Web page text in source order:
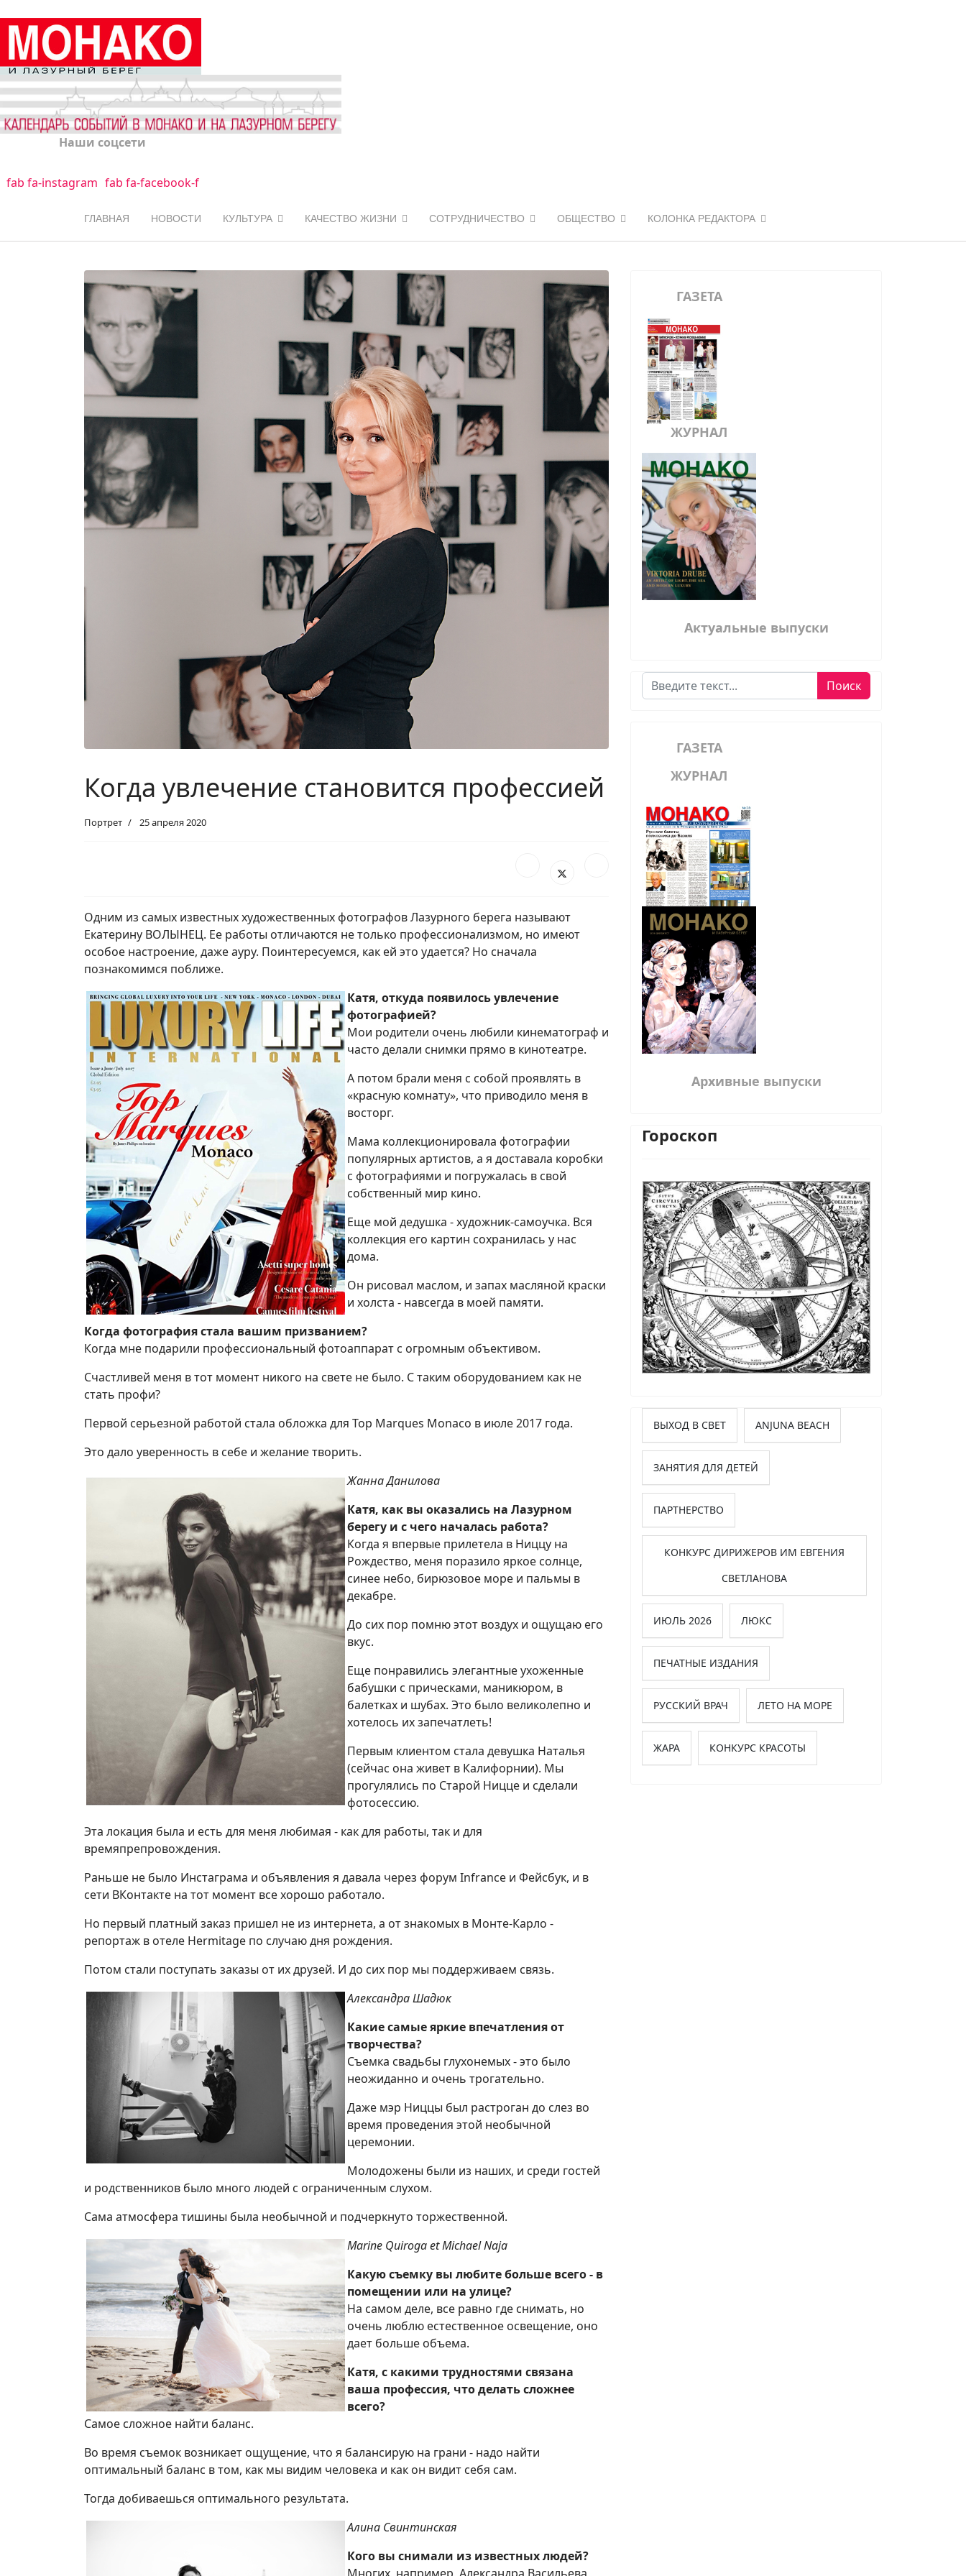
Наши соцсети
fab fa-instagram fab fa-facebook-f
ГЛАВНАЯ НОВОСТИ КУЛЬТУРА КАЧЕСТВО ЖИЗНИ СОТРУДНИЧЕСТВО ОБЩЕСТВО КОЛОНКА РЕДАКТОРА
Когда увлечение становится профессией
Портрет 25 апреля 2020
Одним из самых известных художественных фотографов Лазурного берега называют
Екатерину ВОЛЫНЕЦ. Ее работы отличаются не только профессионализмом, но имеют
особое настроение, даже ауру. Поинтересуемся, как ей это удается? Но сначала
познакомимся поближе.
Катя, откуда появилось увлечение
фотографией?
Мои родители очень любили кинематограф и
часто делали снимки прямо в кинотеатре.
А потом брали меня с собой проявлять в
«красную комнату», что приводило меня в
восторг.
Мама коллекционировала фотографии
популярных артистов, а я доставала коробки
с фотографиями и погружалась в свой
собственный мир кино.
Еще мой дедушка - художник-самоучка. Вся
коллекция его картин сохранилась у нас
дома.
Он рисовал маслом, и запах масляной краски
и холста - навсегда в моей памяти.
Когда фотография стала вашим призванием?
Когда мне подарили профессиональный фотоаппарат с огромным объективом.
Счастливей меня в тот момент никого на свете не было. С таким оборудованием как не
стать профи?
Первой серьезной работой стала обложка для Top Marques Monaco в июле 2017 года.
Это дало уверенность в себе и желание творить.
Жанна Данилова
Катя, как вы оказались на Лазурном
берегу и с чего началась работа?
Когда я впервые прилетела в Ниццу на
Рождество, меня поразило яркое солнце,
синее небо, бирюзовое море и пальмы в
декабре.
До сих пор помню этот воздух и ощущаю его
вкус.
Еще понравились элегантные ухоженные
бабушки с прическами, маникюром, в
балетках и шубах. Это было великолепно и
хотелось их запечатлеть!
Первым клиентом стала девушка Наталья
(сейчас она живет в Калифорнии). Мы
прогулялись по Старой Ницце и сделали
фотосессию.
Эта локация была и есть для меня любимая - как для работы, так и для
времяпрепровождения.
Раньше не было Инстаграма и объявления я давала через форум Infrance и Фейсбук, и в
сети ВКонтакте на тот момент все хорошо работало.
Но первый платный заказ пришел не из интернета, а от знакомых в Монте-Карло -
репортаж в отеле Hermitage по случаю дня рождения.
Потом стали поступать заказы от их друзей. И до сих пор мы поддерживаем связь.
Александра Шадюк
Какие самые яркие впечатления от
творчества?
Съемка свадьбы глухонемых - это было
неожиданно и очень трогательно.
Даже мэр Ниццы был растроган до слез во
время проведения этой необычной
церемонии.
Молодожены были из наших, и среди гостей
и родственников было много людей с ограниченным слухом.
Сама атмосфера тишины была необычной и подчеркнуто торжественной.
Marine Quiroga et Michael Naja
Какую съемку вы любите больше всего - в
помещении или на улице?
На самом деле, все равно где снимать, но
очень люблю естественное освещение, оно
дает больше объема.
Катя, с какими трудностями связана
ваша профессия, что делать сложнее
всего?
Самое сложное найти баланс.
Во время съемок возникает ощущение, что я балансирую на грани - надо найти
оптимальный баланс в том, как мы видим человека и как он видит себя сам.
Тогда добиваешься оптимального результата.
Алина Свинтинская
Кого вы снимали из известных людей?
ГАЗЕТА
ЖУРНАЛ
Актуальные выпуски
Поиск Поиск
ГАЗЕТА
ЖУРНАЛ
Архивные выпуски
Гороскоп
ВЫХОД В СВЕТ ANJUNA BEACH
ЗАНЯТИЯ ДЛЯ ДЕТЕЙ
ПАРТНЕРСТВО
КОНКУРС ДИРИЖЕРОВ ИМ ЕВГЕНИЯ
СВЕТЛАНОВА
ИЮЛЬ 2026 ЛЮКС
ПЕЧАТНЫЕ ИЗДАНИЯ
РУССКИЙ ВРАЧ ЛЕТО НА МОРЕ
ЖАРА КОНКУРС КРАСОТЫ